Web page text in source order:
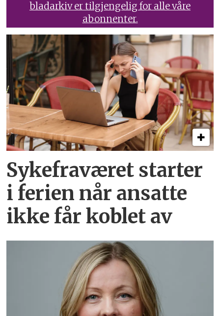
bladarkiv er tilgjengelig for alle våre
abonnenter.
Sykefraværet starter
i ferien når ansatte
ikke får koblet av